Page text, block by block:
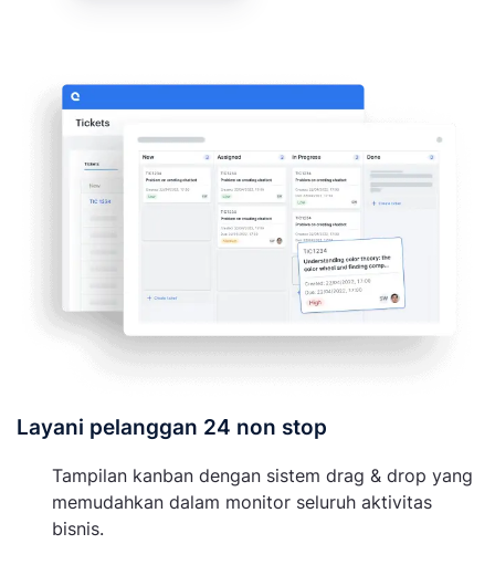
Layani pelanggan 24 non stop
Tampilan kanban dengan sistem drag & drop yang
memudahkan dalam monitor seluruh aktivitas
bisnis.